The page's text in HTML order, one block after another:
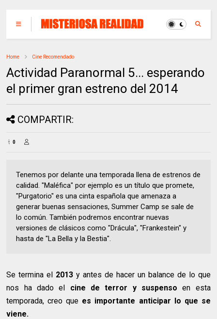
Home Cine Recomendado
Actividad Paranormal 5... esperando
el primer gran estreno del 2014
COMPARTIR:
0
Tenemos por delante una temporada llena de estrenos de
calidad. "Maléfica" por ejemplo es un título que promete,
"Purgatorio" es una cinta española que amenaza a
generar buenas sensaciones, Summer Camp se sale de
lo común. También podremos encontrar nuevas
versiones de clásicos como "Drácula", "Frankestein" y
hasta de "La Bella y la Bestia".
Se termina el 2013 y antes de hacer un balance de lo que
nos ha dado el cine de terror y suspenso en esta
temporada, creo que es importante anticipar lo que se
viene.